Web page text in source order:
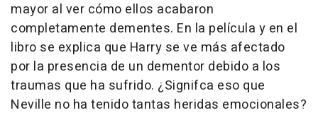
mayor al ver cómo ellos acabaron
completamente dementes. En la película y en el
libro se explica que Harry se ve más afectado
por la presencia de un dementor debido a los
traumas que ha sufrido. ¿Signifca eso que
Neville no ha tenido tantas heridas emocionales?